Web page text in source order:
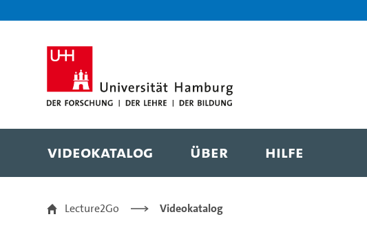
Videokatalog Über Hilfe
Videokatalog
Lecture2Go Videokatalog